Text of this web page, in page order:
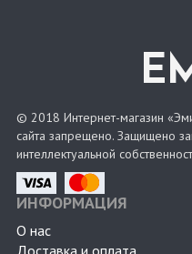
© 2018 Интернет-магазин
сайта запрещено. Защищено
интеллектуальной
ИНФОРМАЦИЯ
О нас